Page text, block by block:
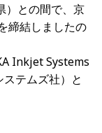
）との間で、京
締結しましたの
Inkjet Systems
テムズ社）と